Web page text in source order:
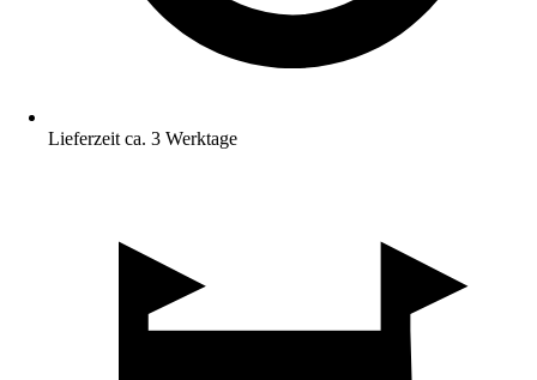
Lieferzeit ca. 3 Werktage